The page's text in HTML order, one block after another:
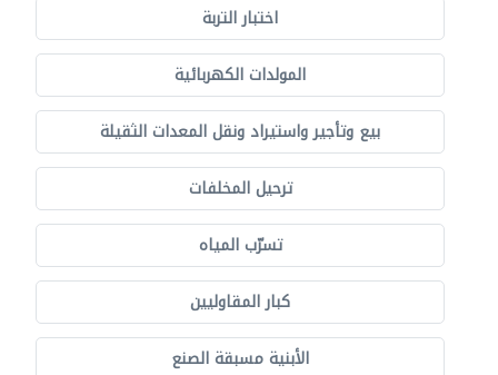
اختبار التربة
المولدات الكهربائية
بيع وتأجير واستيراد ونقل المعدات الثقيلة
ترحيل المخلفات
تسرّب المياه
كبار المقاوليين
الأبنية مسبقة الصنع